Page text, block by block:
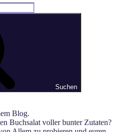
Suchen
Blog.
Buchsalat voller bunter Zutaten?